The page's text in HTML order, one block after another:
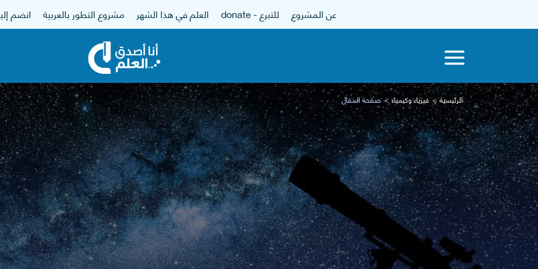
عن المشروع للتبرع - donate العلم في هذا الشهر مشروع التطور بالعربية انضم
الرئيسية فيزياء وكيمياء صفحة المقال